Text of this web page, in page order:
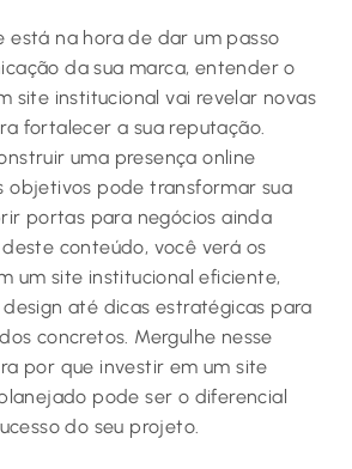
está na hora de dar um passo
da sua marca, entender o
site institucional vai revelar novas
fortalecer a sua reputação.
uma presença online
objetivos pode transformar sua
portas para negócios ainda
conteúdo, você verá os
um site institucional eficiente,
até dicas estratégicas para
concretos. Mergulhe nesse
por que investir em um site
pode ser o diferencial
do seu projeto.